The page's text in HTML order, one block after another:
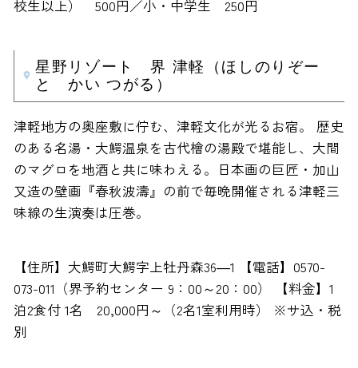
校生以上） 500円／小・中学生 250円
星野リゾート 界 津軽（ほしのりぞー
と かい つがる）
津軽地方の奥座敷に佇む、津軽文化が光るお宿。 歴史
のある名湯・大鰐温泉を古代檜の湯殿で堪能し、大間
のマグロを地酒と共に味わえる。日本画の巨匠・加山
又造の壁画『春秋波濤』の前で毎晩開催される津軽三
味線の生演奏は圧巻。
【住所】大鰐町大鰐字上牡丹森36―1 【電話】0570-
073-011（界予約センター 9：00～20：00） 【料金】1
泊2食付 1名 20,000円～（2名1室利用時） ※サ込・税
別